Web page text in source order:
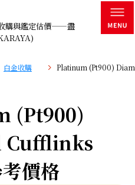
購與鑑定估價——盡
白金收購 Platinum (Pt900)
(Pt900)
Cufflinks
價格